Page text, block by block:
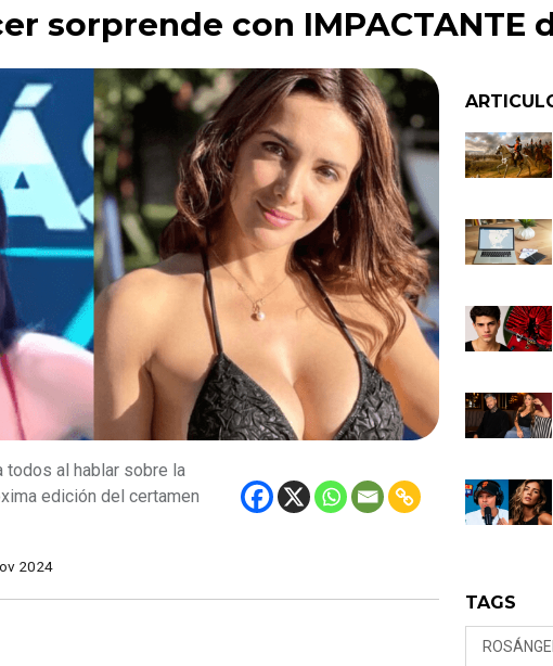
sorprende con IMPACTANTE
todos al hablar sobre la
edición del certamen
2024
TAGS